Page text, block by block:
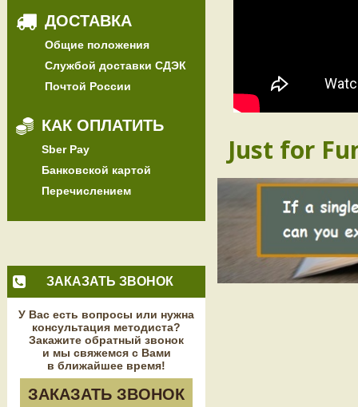
ДОСТАВКА
Общие положения
Службой доставки СДЭК
Почтой России
КАК ОПЛАТИТЬ
Sber Pay
Банковской картой
Перечислением
ЗАКАЗАТЬ ЗВОНОК
У Вас есть вопросы или нужна
консультация методиста?
Закажите обратный звонок
и мы свяжемся с Вами
в ближайшее время!
ЗАКАЗАТЬ ЗВОНОК
Just for